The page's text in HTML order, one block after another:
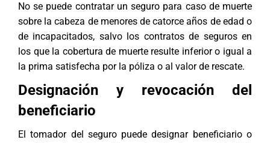
No se puede contratar un seguro para caso de muerte
sobre la cabeza de menores de catorce años de edad o
de incapacitados, salvo los contratos de seguros en
los que la cobertura de muerte resulte inferior o igual a
la prima satisfecha por la póliza o al valor de rescate.
Designación y revocación del
beneficiario
El tomador del seguro puede designar beneficiario o